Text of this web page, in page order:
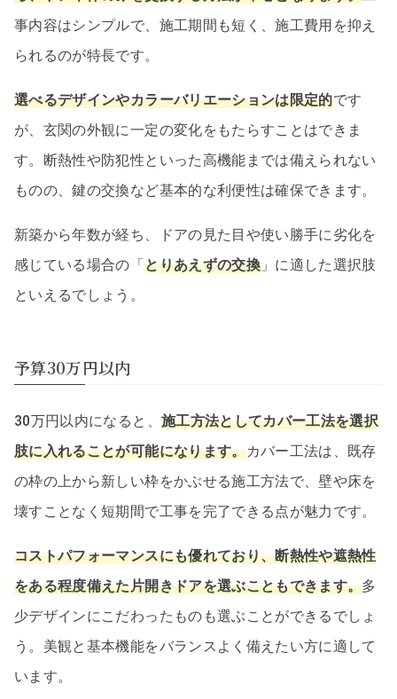
事内容はシンプルで、施工期間も短く、施工費用を抑え
られるのが特長です。
選べるデザインやカラーバリエーションは限定的です
が、玄関の外観に一定の変化をもたらすことはできま
す。断熱性や防犯性といった高機能までは備えられない
ものの、鍵の交換など基本的な利便性は確保できます。
新築から年数が経ち、ドアの見た目や使い勝手に劣化を
感じている場合の「とりあえずの交換」に適した選択肢
といえるでしょう。
予算30万円以内
30万円以内になると、 施工方法としてカバー工法を選択
肢に入れることが可能になります。カバー工法は、既存
の枠の上から新しい枠をかぶせる施工方法で、壁や床を
壊すことなく短期間で工事を完了できる点が魅力です。
コストパフォーマンスにも優れており、断熱性や遮熱性
をある程度備えた片開きドアを選ぶこともできます。多
少デザインにこだわったものも選ぶことができるでしょ
う。美観と基本機能をバランスよく備えたい方に適して
います。